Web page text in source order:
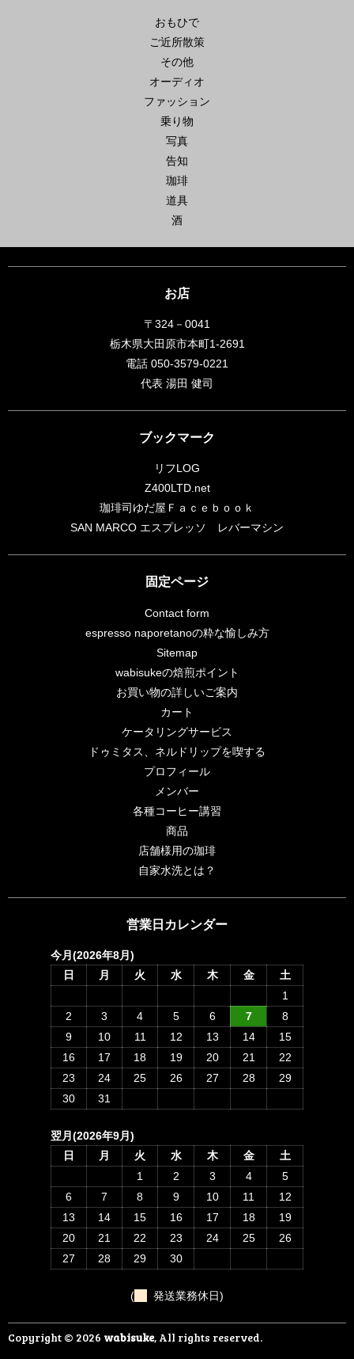
おもひで
ご近所散策
その他
オーディオ
ファッション
乗り物
写真
告知
珈琲
道具
酒
お店
〒324－0041
栃木県大田原市本町1-2691
電話 050-3579-0221
代表 湯田 健司
ブックマーク
リフLOG
Z400LTD.net
珈琲司ゆだ屋Ｆａｃｅｂｏｏｋ
SAN MARCO エスプレッソ レバーマシン
固定ページ
Contact form
espresso naporetanoの粋な愉しみ方
Sitemap
wabisukeの焙煎ポイント
お買い物の詳しいご案内
カート
ケータリングサービス
ドゥミタス、ネルドリップを喫する
プロフィール
メンバー
各種コーヒー講習
商品
店舗様用の珈琲
自家水洗とは？
営業日カレンダー
今月(2026年8月)
日
月 火 水 木 金
土
1
2
3 4 5 6 7
8
9
10 11 12 13 14
15
16
17 18 19 20 21
22
23
24 25 26 27 28
29
30
31
翌月(2026年9月)
日
月 火 水 木 金
土
1
2 3 4
5
6
7 8 9 10 11
12
13
14 15 16 17 18
19
20
21 22 23 24 25
26
27
28 29 30
( 発送業務休日)
Copyright © 2026 wabisuke, All rights reserved.